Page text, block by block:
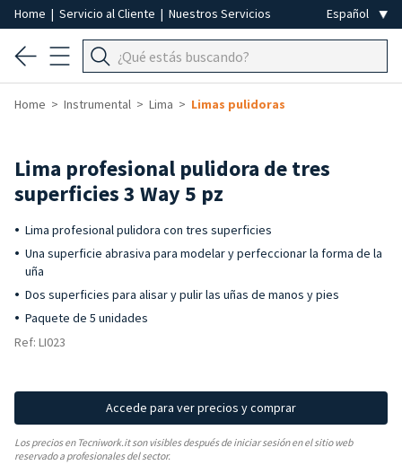
Home | Servicio al Cliente | Nuestros Servicios
Home Instrumental Lima Limas pulidoras
Lima profesional pulidora de tres
superficies 3 Way 5 pz
Lima profesional pulidora con tres superficies
Una superficie abrasiva para modelar y perfeccionar la forma de la
uña
Dos superficies para alisar y pulir las uñas de manos y pies
Paquete de 5 unidades
Ref: LI023
Accede para ver precios y comprar
Los precios en Tecniwork.it son visibles después de iniciar sesión en el sitio web
reservado a profesionales del sector.